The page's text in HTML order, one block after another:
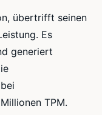
übertrifft seinen
Es
generiert
TPM.